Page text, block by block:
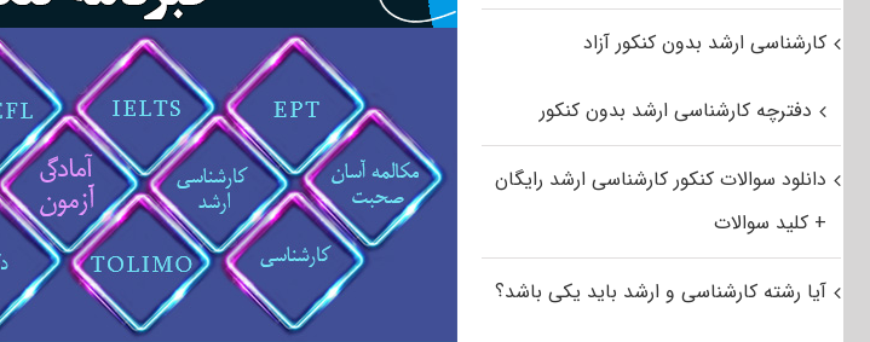
کارشناسی ارشد بدون کنکور آزاد
دفترچه کارشناسی ارشد بدون کنکور
دانلود سوالات کنکور کارشناسی ارشد رایگان
+ کلید سوالات
آیا رشته کارشناسی و ارشد باید یکی باشد؟